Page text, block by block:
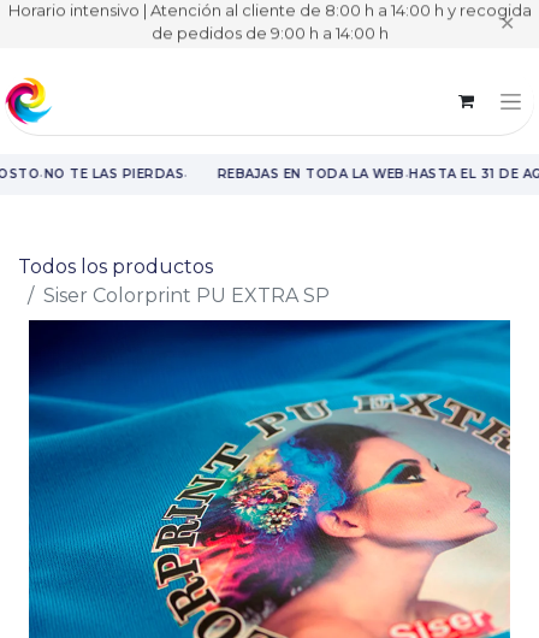
Horario intensivo | Atención al cliente de 8:00 h a 14:00 h y recogida
de pedidos de 9:00 h a 14:00 h
✕
·NO TE LAS PIERDAS· REBAJAS EN TODA LA WEB·HASTA EL 31 DE
Todos los productos
Siser Colorprint PU EXTRA SP